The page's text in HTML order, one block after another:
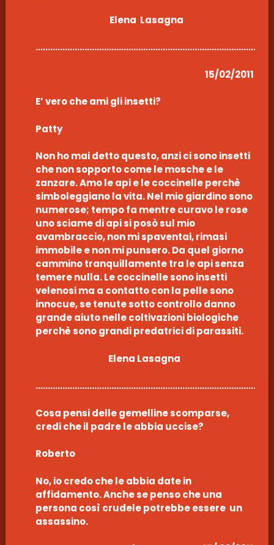
Elena Lasagna
15/02/2011
E’ vero che ami gli insetti?
Patty
Non ho mai detto questo, anzi ci sono insetti
che non sopporto come le mosche e le
zanzare. Amo le api e le coccinelle perchè
simboleggiano la vita. Nel mio giardino sono
numerose; tempo fa mentre curavo le rose
uno sciame di api si posò sul mio
avambraccio, non mi spaventai, rimasi
immobile e non mi punsero. Da quel giorno
cammino tranquillamente tra le api senza
temere nulla. Le coccinelle sono insetti
velenosi ma a contatto con la pelle sono
innocue, se tenute sotto controllo danno
grande aiuto nelle coltivazioni biologiche
perchè sono grandi predatrici di parassiti.
Elena Lasagna
Cosa pensi delle gemelline scomparse,
credi che il padre le abbia uccise?
Roberto
No, io credo che le abbia date in
affidamento. Anche se penso che una
persona così crudele potrebbe essere un
assassino.